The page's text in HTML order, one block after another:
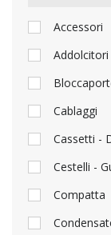
Accessori
Cablaggi
Cassetti -
Cestelli -
Compatta